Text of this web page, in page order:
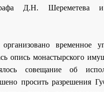
Д.Н. Шереметева
временное
опись монастырского
совещание об
просить разрешения